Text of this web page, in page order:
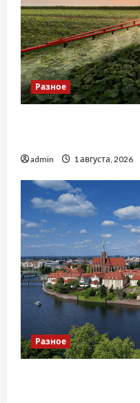
Разное
admin 1 августа, 2026
Разное